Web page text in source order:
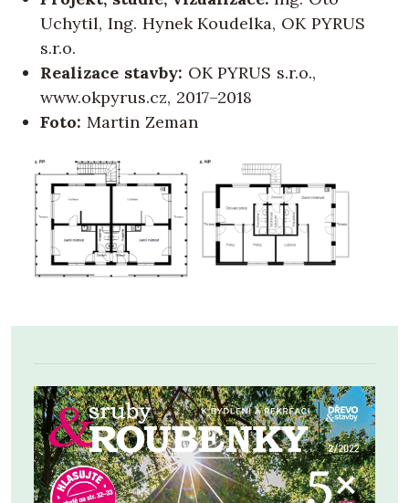
Uchytil, Ing. Hynek Koudelka, OK PYRUS
s.r.o.
Realizace stavby: OK PYRUS s.r.o.,
www.okpyrus.cz, 2017–2018
Foto: Martin Zeman